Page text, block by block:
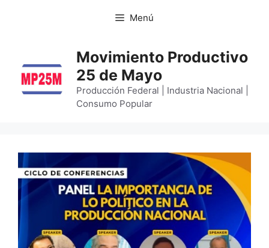
Menú
Movimiento Productivo
25 de Mayo
Producción Federal | Industria Nacional |
Consumo Popular